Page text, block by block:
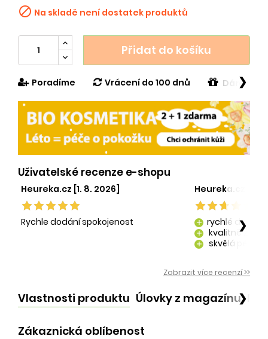
 Na skladě není dostatek produktů
Přidat do košíku
Poradíme Vrácení do 100 dnů Dárek v
❯
Uživatelské recenze e-shopu
Heureka.cz [1. 8. 2026]
Rychle dodání spokojenost
Heureka.cz [29.
add rychlé dodání
add kvalitně
add skvělá péče o
❯
Zobrazit více recenzí >>
Vlastnosti produktu Úlovky z magazínu❯
Zákaznická oblíbenost